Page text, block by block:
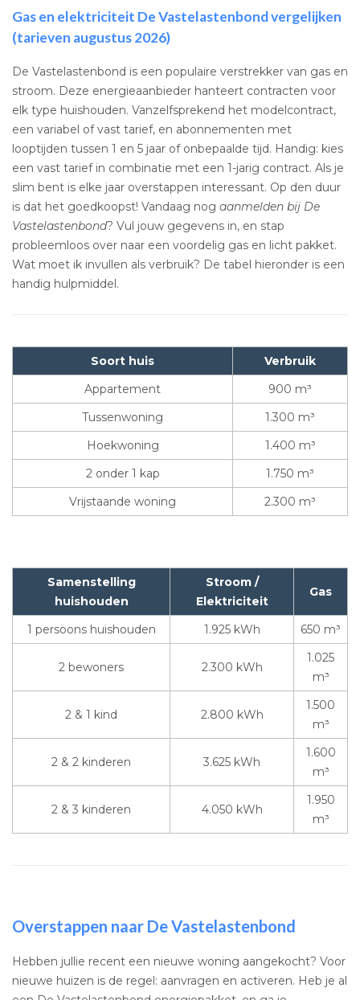
Gas en elektriciteit De Vastelastenbond vergelijken
(tarieven augustus 2026)
De Vastelastenbond is een populaire verstrekker van gas en
stroom. Deze energieaanbieder hanteert contracten voor
elk type huishouden. Vanzelfsprekend het modelcontract,
een variabel of vast tarief, en abonnementen met
looptijden tussen 1 en 5 jaar of onbepaalde tijd. Handig: kies
een vast tarief in combinatie met een 1-jarig contract. Als je
slim bent is elke jaar overstappen interessant. Op den duur
is dat het goedkoopst! Vandaag nog aanmelden bij De
Vastelastenbond? Vul jouw gegevens in, en stap
probleemloos over naar een voordelig gas en licht pakket.
Wat moet ik invullen als verbruik? De tabel hieronder is een
handig hulpmiddel.
Soort huis
Verbruik
Appartement
900 m³
Tussenwoning
1.300 m³
Hoekwoning
1.400 m³
2 onder 1 kap
1.750 m³
Vrijstaande woning
2.300 m³
Samenstelling
huishouden
Stroom /
Elektriciteit
Gas
1 persoons huishouden 1.925 kWh 650 m³
2 bewoners 2.300 kWh
1.025
m³
2 & 1 kind 2.800 kWh
1.500
m³
2 & 2 kinderen 3.625 kWh
1.600
m³
2 & 3 kinderen 4.050 kWh
1.950
m³
Overstappen naar De Vastelastenbond
Hebben jullie recent een nieuwe woning aangekocht? Voor
nieuwe huizen is de regel: aanvragen en activeren. Heb je al